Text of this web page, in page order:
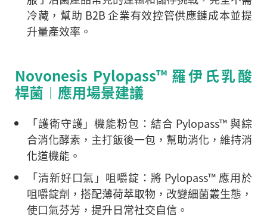
冷藏，幫助 B2B 企業有效控管供應鏈成本並提
升量產效率。
Novonesis Pylopass™ 羅伊氏乳酸
桿菌︱應用場景建議
「護衛守護」機能粉包： 結合 Pylopass™ 與綜
合消化酵素，主打飯後一包，幫助消化，維持消
化道機能。
「清新好口氣」咀嚼錠： 將 Pylopass™ 應用於
咀嚼錠劑，搭配薄荷萃取物，改變細菌叢生態，
使口氣芬芳，提升日常社交自信。